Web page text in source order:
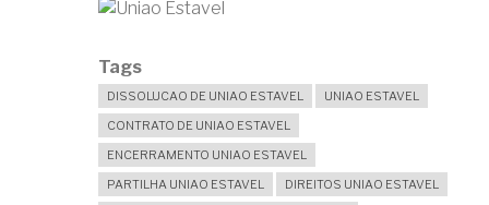
Tags
DISSOLUCAO DE UNIAO ESTAVEL
UNIAO ESTAVEL
CONTRATO DE UNIAO ESTAVEL
ENCERRAMENTO UNIAO ESTAVEL
PARTILHA UNIAO ESTAVEL
DIREITOS UNIAO ESTAVEL